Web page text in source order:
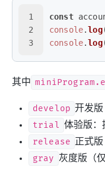
1
2
3
const
console.log
console.log
其中
develop 开发
trial 体验版：
release 正式
gray 灰度版（